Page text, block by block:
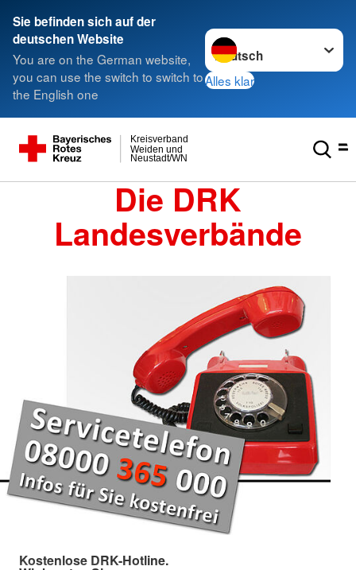
Sie befinden sich auf der
deutschen Website
You are on the German website,
you can use the switch to switch to
the English one
Sprache wechseln zu
Alles klar
Neustadt/WN
Weiden und
Kreisverband
Die DRK
Landesverbände
Kostenlose DRK-Hotline.